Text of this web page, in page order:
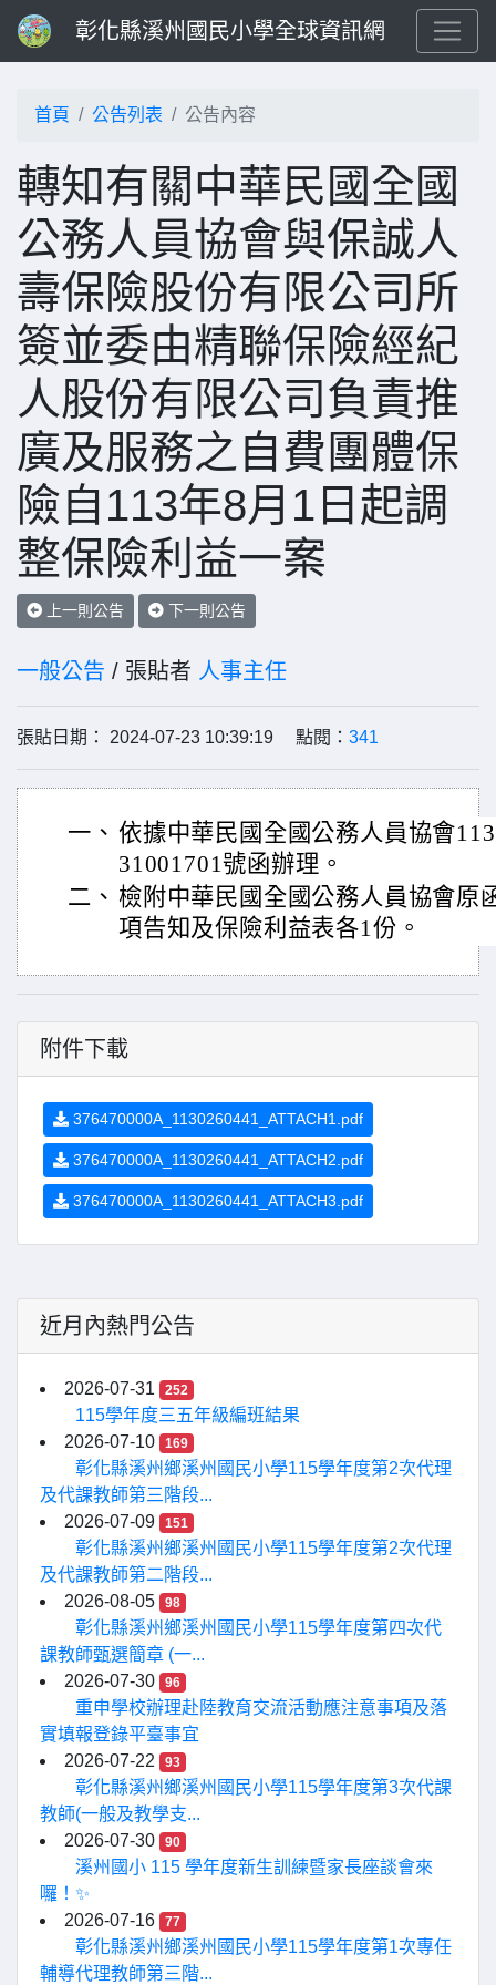
彰化縣溪州國民小學全球資訊網
首頁 公告列表 公告內容
轉知有關中華民國全國
公務人員協會與保誠人
壽保險股份有限公司所
簽並委由精聯保險經紀
人股份有限公司負責推
廣及服務之自費團體保
險自113年8月1日起調
整保險利益一案
上一則公告 下一則公告
一般公告 / 張貼者 人事主任
張貼日期： 2024-07-23 10:39:19 點閱： 341
一、 依據中華民國全國公務人員協會
31001701號函辦理。
二、 檢附中華民國全國公務人員協會原
項告知及保險利益表各1份。
附件下載
376470000A_1130260441_ATTACH1.pdf
376470000A_1130260441_ATTACH2.pdf
376470000A_1130260441_ATTACH3.pdf
近月內熱門公告
2026-07-31 252
115學年度三五年級編班結果
2026-07-10
169
彰化縣溪州鄉溪州國民小學115學年度第2次代理
及代課教師第三階段...
2026-07-09
151
彰化縣溪州鄉溪州國民小學115學年度第2次代理
及代課教師第二階段...
2026-08-05
98
彰化縣溪州鄉溪州國民小學115學年度第四次代
課教師甄選簡章 (一...
2026-07-30
96
重申學校辦理赴陸教育交流活動應注意事項及落
實填報登錄平臺事宜
2026-07-22
93
彰化縣溪州鄉溪州國民小學115學年度第3次代課
教師(一般及教學支...
2026-07-30
90
溪州國小 115 學年度新生訓練暨家長座談會來
囉！✨
2026-07-16
77
彰化縣溪州鄉溪州國民小學115學年度第1次專任
輔導代理教師第三階...